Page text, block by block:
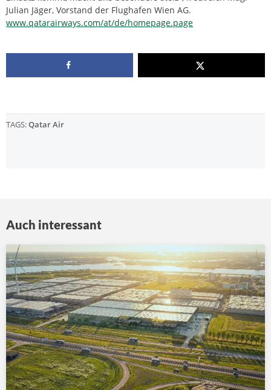
Julian Jäger, Vorstand der Flughafen Wien AG.
www.qatarairways.com/at/de/homepage.page
TAGS:Qatar Air
Auch interessant